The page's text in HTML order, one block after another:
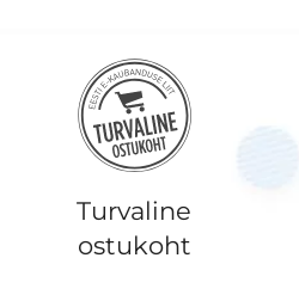
Turvaline
ostukoht